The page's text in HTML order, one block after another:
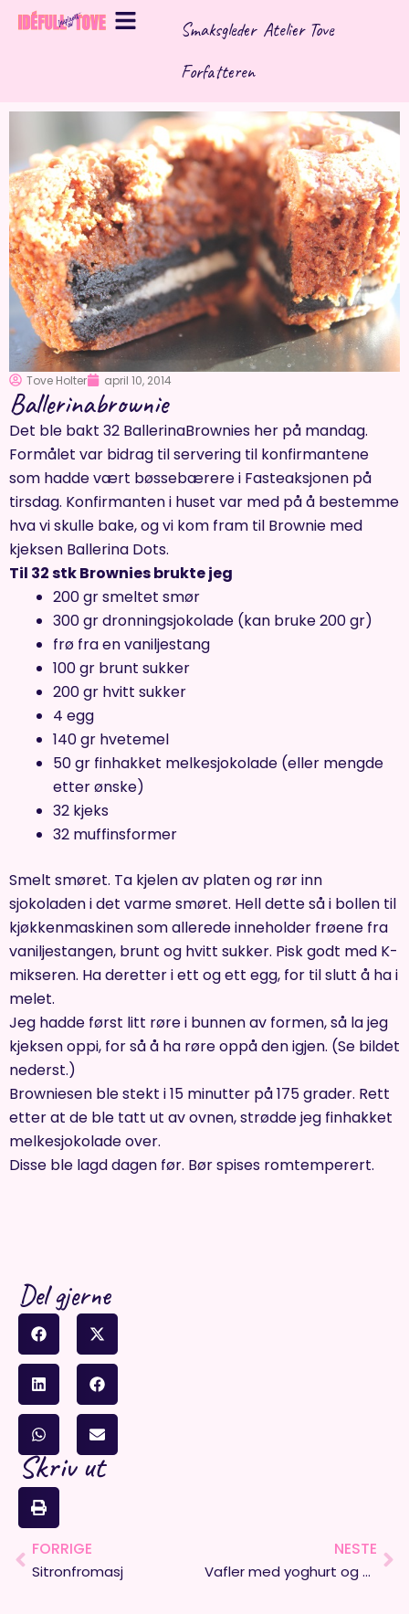
Hopp
rett
Smaksgleder Atelier Tove
Forfatteren
Tove Holter april 10, 2014
Ballerinabrownie
Det ble bakt 32 BallerinaBrownies her på mandag.
Formålet var bidrag til servering til konfirmantene
som hadde vært bøssebærere i Fasteaksjonen på
tirsdag. Konfirmanten i huset var med på å bestemme
hva vi skulle bake, og vi kom fram til Brownie med
kjeksen Ballerina Dots.
Til 32 stk Brownies brukte jeg
200 gr smeltet smør
300 gr dronningsjokolade (kan bruke 200 gr)
frø fra en vaniljestang
100 gr brunt sukker
200 gr hvitt sukker
4 egg
140 gr hvetemel
50 gr finhakket melkesjokolade (eller mengde
etter ønske)
32 kjeks
32 muffinsformer
Smelt smøret. Ta kjelen av platen og rør inn
sjokoladen i det varme smøret. Hell dette så i bollen til
kjøkkenmaskinen som allerede inneholder frøene fra
vaniljestangen, brunt og hvitt sukker. Pisk godt med K-
mikseren. Ha deretter i ett og ett egg, for til slutt å ha i
melet.
Jeg hadde først litt røre i bunnen av formen, så la jeg
kjeksen oppi, for så å ha røre oppå den igjen. (Se bildet
nederst.)
Browniesen ble stekt i 15 minutter på 175 grader. Rett
etter at de ble tatt ut av ovnen, strødde jeg finhakket
melkesjokolade over.
Disse ble lagd dagen før. Bør spises romtemperert.
Del gjerne
Skriv ut
Prev
FORRIGE
Sitronfromasj
NESTE
Vafler med yoghurt og brunt sukker